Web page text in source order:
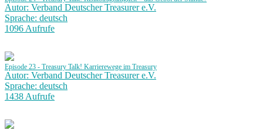
Autor: Verband Deutscher Treasurer e.V.
Sprache: deutsch
1096 Aufrufe
Episode 23 - Treasury Talk! Karrierewege im Treasury
Autor: Verband Deutscher Treasurer e.V.
Sprache: deutsch
1438 Aufrufe